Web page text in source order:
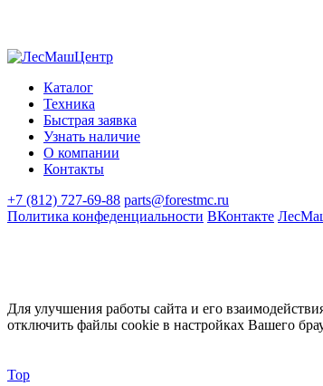
Каталог
Техника
Быстрая заявка
Узнать наличие
О компании
Контакты
+7 (812) 727-69-88 parts@forestmc.ru
Политика конфеденциальности ВКонтакте
Для улучшения работы сайта и его
отключить файлы cookie в настройках Вашего
Top